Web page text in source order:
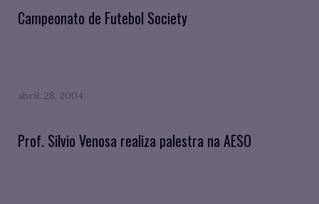
Campeonato de Futebol Society
abril. 28, 2004
Prof. Silvio Venosa realiza palestra na AESO